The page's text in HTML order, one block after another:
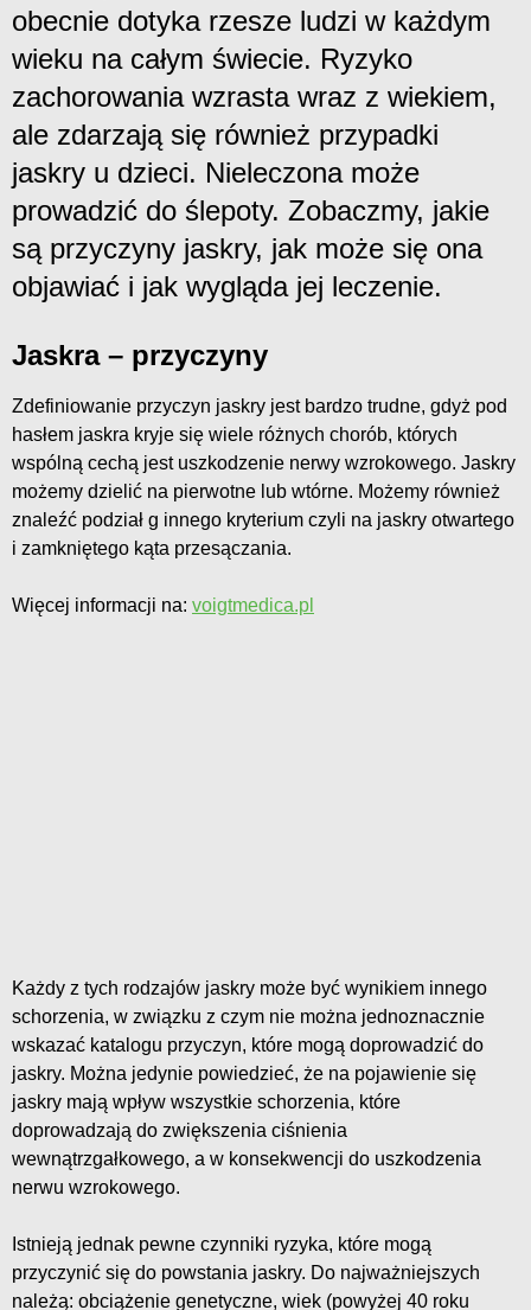
obecnie dotyka rzesze ludzi w każdym
wieku na całym świecie. Ryzyko
zachorowania wzrasta wraz z wiekiem,
ale zdarzają się również przypadki
jaskry u dzieci. Nieleczona może
prowadzić do ślepoty. Zobaczmy, jakie
są przyczyny jaskry, jak może się ona
objawiać i jak wygląda jej leczenie.
Jaskra – przyczyny
Zdefiniowanie przyczyn jaskry jest bardzo trudne, gdyż pod
hasłem jaskra kryje się wiele różnych chorób, których
wspólną cechą jest uszkodzenie nerwy wzrokowego. Jaskry
możemy dzielić na pierwotne lub wtórne. Możemy również
znaleźć podział g innego kryterium czyli na jaskry otwartego
i zamkniętego kąta przesączania.
Więcej informacji na: voigtmedica.pl
Każdy z tych rodzajów jaskry może być wynikiem innego
schorzenia, w związku z czym nie można jednoznacznie
wskazać katalogu przyczyn, które mogą doprowadzić do
jaskry. Można jedynie powiedzieć, że na pojawienie się
jaskry mają wpływ wszystkie schorzenia, które
doprowadzają do zwiększenia ciśnienia
wewnątrzgałkowego, a w konsekwencji do uszkodzenia
nerwu wzrokowego.
Istnieją jednak pewne czynniki ryzyka, które mogą
przyczynić się do powstania jaskry. Do najważniejszych
należą: obciążenie genetyczne, wiek (powyżej 40 roku